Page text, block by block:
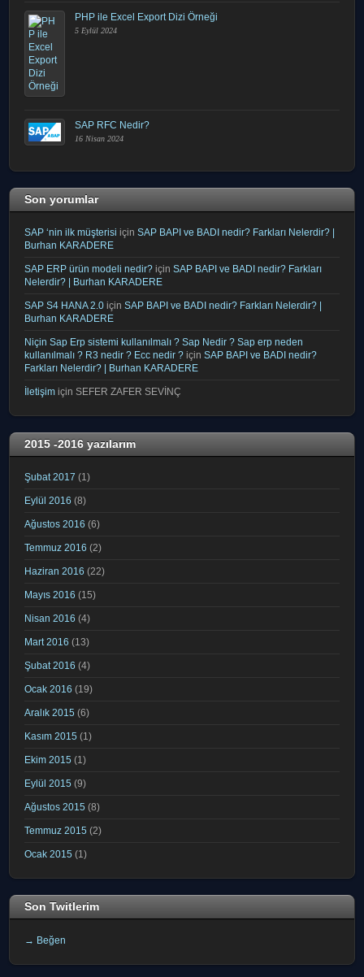
PHP ile Excel Export Dizi Örneği
5 Eylül 2024
SAP RFC Nedir?
16 Nisan 2024
Son yorumlar
SAP ‘nin ilk müşterisi içinSAP BAPI ve BADI nedir? Farkları Nelerdir? |
Burhan KARADERE
SAP ERP ürün modeli nedir? içinSAP BAPI ve BADI nedir? Farkları
Nelerdir? | Burhan KARADERE
SAP S4 HANA 2.0 içinSAP BAPI ve BADI nedir? Farkları Nelerdir? |
Burhan KARADERE
Niçin Sap Erp sistemi kullanılmalı ? Sap Nedir ? Sap erp neden
kullanılmalı ? R3 nedir ? Ecc nedir ? içinSAP BAPI ve BADI nedir?
Farkları Nelerdir? | Burhan KARADERE
İletişim içinSEFER ZAFER SEVİNÇ
2015 -2016 yazılarım
Şubat 2017 (1)
Eylül 2016 (8)
Ağustos 2016 (6)
Temmuz 2016 (2)
Haziran 2016 (22)
Mayıs 2016 (15)
Nisan 2016 (4)
Mart 2016 (13)
Şubat 2016 (4)
Ocak 2016 (19)
Aralık 2015 (6)
Kasım 2015 (1)
Ekim 2015 (1)
Eylül 2015 (9)
Ağustos 2015 (8)
Temmuz 2015 (2)
Ocak 2015 (1)
Son Twitlerim
→ Beğen